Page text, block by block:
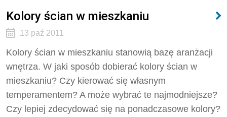
Kolory ścian w mieszkaniu
13 paź 2011
Kolory ścian w mieszkaniu stanowią bazę aranżacji
wnętrza. W jaki sposób dobierać kolory ścian w
mieszkaniu? Czy kierować się własnym
temperamentem? A może wybrać te najmodniejsze?
Czy lepiej zdecydować się na ponadczasowe kolory?